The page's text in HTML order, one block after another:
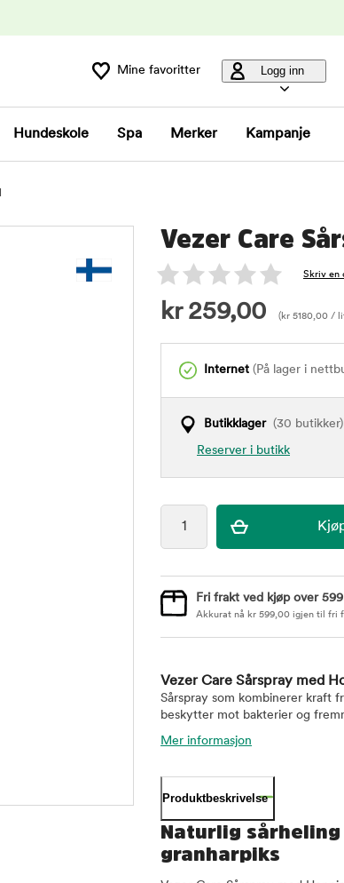
Mine favoritter Logg inn
Hundeskole Spa Merker Kampanje
Vezer Care
Skriv en
kr 259,00 ( kr 5180,00 /
Internet (På lager i
Butikklager(30 butikker)
Reserver i butikk
Fri frakt ved kjøp over
Akkurat nå kr 599,00 igjen til fri
Vezer Care Sårspray med
Sårspray som kombinerer kraft
beskytter mot bakterier og
Mer informasjon
Produktbeskrivelse
Naturlig
granharpiks